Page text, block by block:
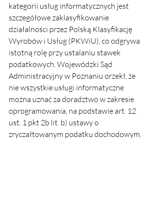
kategorii usług informatycznych jest
szczegółowe zaklasyfikowanie
działalności przez Polską Klasyfikację
Wyrobów i Usług (PKWiU), co odgrywa
istotną rolę przy ustalaniu stawek
podatkowych. Wojewódzki Sąd
Administracyjny w Poznaniu orzekł, że
nie wszystkie usługi informatyczne
można uznać za doradztwo w zakresie
oprogramowania, na podstawie art. 12
ust. 1 pkt 2b lit. b) ustawy o
zryczałtowanym podatku dochodowym.